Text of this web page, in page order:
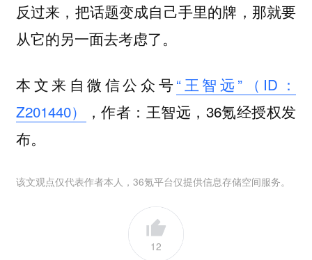
反过来，把话题变成自己手里的牌，那就要
从它的另一面去考虑了。
本文来自微信公众号“王智远”（ID：
Z201440）
，作者：王智远，36氪经授权发
布。
该文观点仅代表作者本人，36氪平台仅提供信息存储空间服务。
12